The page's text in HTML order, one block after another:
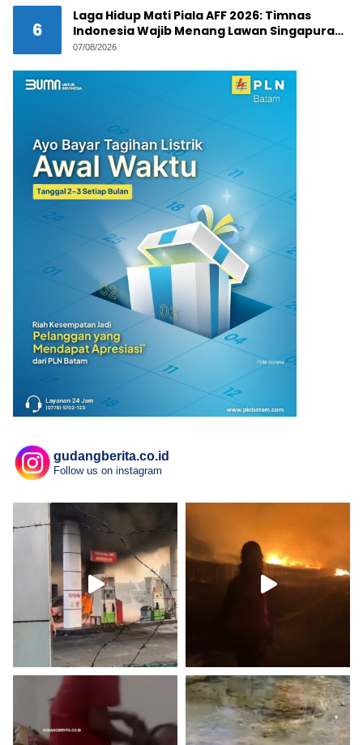
6
Laga Hidup Mati Piala AFF 2026: Timnas
Indonesia Wajib Menang Lawan Singapura
Demi Tiket Semifinal
07/08/2026
gudangberita.co.id
Follow us on instagram